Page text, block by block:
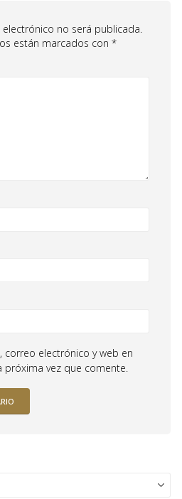
no será publicada.
están marcados con *
correo electrónico y web en
próxima vez que comente.